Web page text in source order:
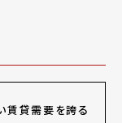
賃貸需要を誇る